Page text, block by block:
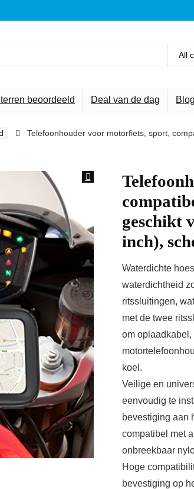
All
beoordeeld Deal van de dag
Telefoonhouder voor motorfiets, sport,
geschikt
inch),
Waterdichte
waterdichtheid
ritssluitingen,
met de twee
om
koel.
Veilige en
eenvoudig te
bevestiging aan
compatibel met
onbreekbaar
Hoge
bevestiging op